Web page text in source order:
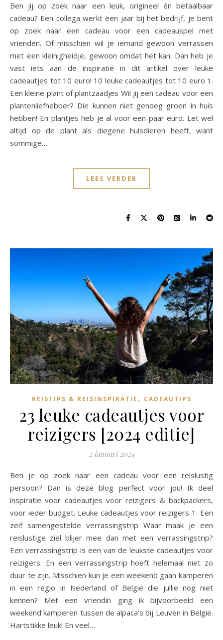
Ben jij op zoek naar een leuk, origineel én betaalbaar
cadeau? Een collega werkt een jaar bij het bedrijf, je bent
op zoek naar een cadeau voor een cadeauspel met
vrienden. Of misschien wil je iemand gewoon verrassen
met een kleinigheidje, gewoon omdat het kan. Dan heb je
vast iets aan de inspiratie in dit artikel over leuke
cadeautjes tot 10 euro! 10 leuke cadeautjes tot 10 euro 1.
Een kleine plant of plantzaadjes Wil jij een cadeau voor een
plantenliefhebber? Die kunnen niet genoeg groen in huis
hebben! En plantjes heb je al voor een paar euro. Let wel
altijd op de plant als diegene huisdieren heeft, want
sommige…
LEES VERDER
REISTIPS & REISINSPIRATIE , CADEAUTIPS
23 leuke cadeautjes voor
reizigers [2024 editie]
2 januari 2024
Ben je op zoek naar een cadeau voor een reislustig
persoon? Dan is deze blog perfect voor jou! Ik deel
inspiratie voor cadeautjes voor reizigers & backpackers,
voor ieder budget. Leuke cadeautjes voor reizigers 1. Een
zelf samengestelde verrassingstrip Waar maak je een
reislustige ziel blijer mee dan met een verrassingstrip?
Een verrassingstrip is een van de leukste cadeautjes voor
reizigers. En een verrassingstrip hoeft helemaal niet zo
duur te zijn. Misschien kun je een weekend gaan kamperen
in een regio in Nederland of België die jullie nog niet
kennen? Met een vriendin ging ik bijvoorbeeld een
weekend kamperen tussen de alpaca’s bij Leuven in België.
Hartstikke leuk! En veel…